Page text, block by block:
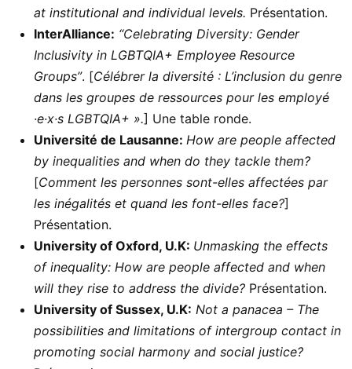
at institutional and individual levels. Présentation.
InterAlliance: “Celebrating Diversity: Gender
Inclusivity in LGBTQIA+ Employee Resource
Groups”. [Célébrer la diversité : L’inclusion du genre
dans les groupes de ressources pour les employé
·e·x·s LGBTQIA+ ».] Une table ronde.
Université de Lausanne: How are people affected
by inequalities and when do they tackle them?
[Comment les personnes sont-elles affectées par
les inégalités et quand les font-elles face?]
Présentation.
University of Oxford, U.K: Unmasking the effects
of inequality: How are people affected and when
will they rise to address the divide? Présentation.
University of Sussex, U.K: Not a panacea – The
possibilities and limitations of intergroup contact in
promoting social harmony and social justice?